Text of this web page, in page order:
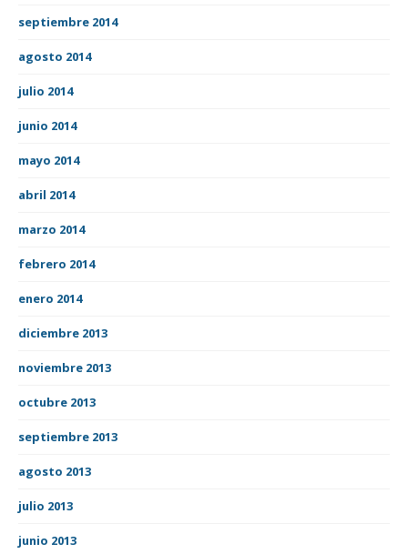
septiembre 2014
agosto 2014
julio 2014
junio 2014
mayo 2014
abril 2014
marzo 2014
febrero 2014
enero 2014
diciembre 2013
noviembre 2013
octubre 2013
septiembre 2013
agosto 2013
julio 2013
junio 2013